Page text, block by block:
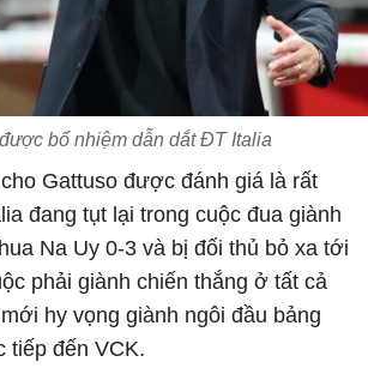
bổ nhiệm dẫn dắt ĐT Italia
Gattuso được đánh giá là rất
đang tụt lại trong cuộc đua giành
Na Uy 0-3 và bị đối thủ bỏ xa tới
phải giành chiến thắng ở tất cả
hy vọng giành ngôi đầu bảng
tiếp đến VCK.